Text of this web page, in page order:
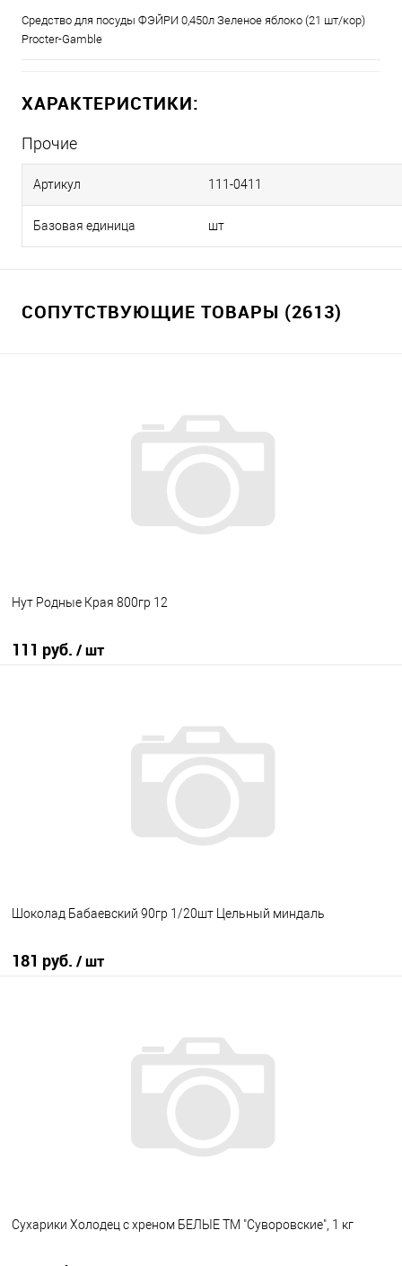
Средство для посуды ФЭЙРИ 0,450л Зеленое яблоко (21 шт/кор)
Procter-Gamble
ХАРАКТЕРИСТИКИ:
Прочие
Артикул 111-0411
Базовая единица шт
СОПУТСТВУЮЩИЕ ТОВАРЫ (2613)
Нут Родные Края 800гр 12
111 руб. / шт
В наличии
Шоколад Бабаевский 90гр 1/20шт Цельный миндаль
181 руб. / шт
В наличии
Сухарики Холодец с хреном БЕЛЫЕ ТМ "Суворовские", 1 кг